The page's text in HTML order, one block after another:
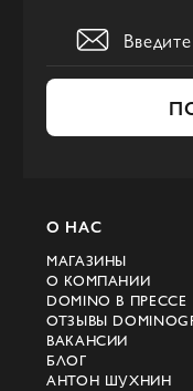
О НАС
МАГАЗИНЫ
О КОМПАНИИ
DOMINO В ПРЕССЕ
ОТЗЫВЫ
ВАКАНСИИ
БЛОГ
АНТОН ШУХНИН